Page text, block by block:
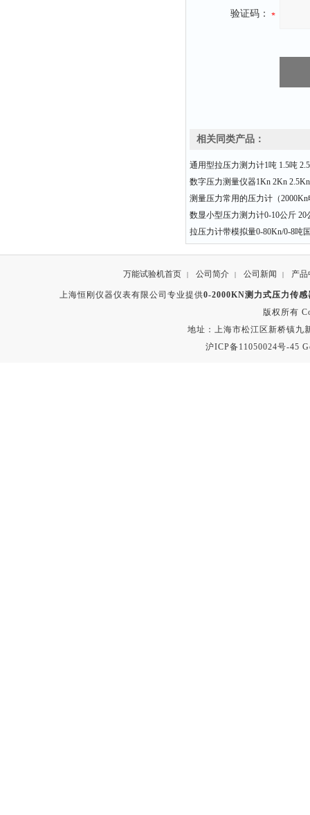
验证码：
相关同类产品：
通用型拉压力测力计1吨 1.5吨
数字压力测量仪器1Kn 2Kn
测量压力常用的压力计（
数显小型压力测力计0-10公斤 20
拉压力计带模拟量0-80Kn/0-8吨
万能试验机首页 | 公司简介 | 公司新闻 | 产品
上海恒刚仪器仪表有限公司专业提供0-2000KN测力式压力传感
版权所有
地址：上海市松江区新桥镇九
沪ICP备11050024号-45